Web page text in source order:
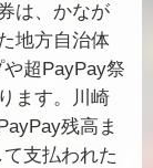
は、かなが
地方自治体
超PayPay祭
ます。川崎
残高ま
支払われた